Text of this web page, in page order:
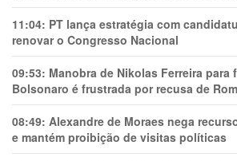
11:04: PT lança estratégia com
renovar o Congresso Nacional
09:53: Manobra de Nikolas Ferreira para
Bolsonaro é frustrada por recusa de
08:49: Alexandre de Moraes nega
e mantém proibição de visitas políticas